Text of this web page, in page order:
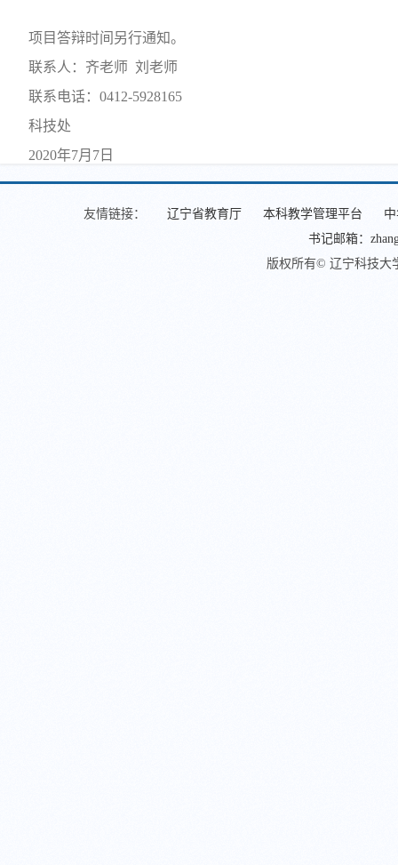
项目答辩时间另行通知。
联系人：齐老师 刘老师
联系电话：0412-5928165
科技处
2020年7月7日
友情链接： 辽宁省教育厅 本科教学管理平台
书记邮箱：
版权所有© 辽宁科技大